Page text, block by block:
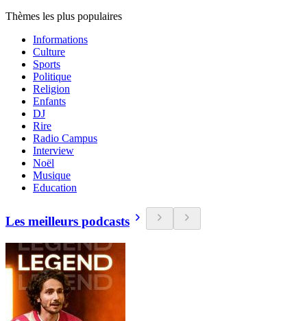
Thèmes les plus populaires
Informations
Culture
Sports
Politique
Religion
Enfants
DJ
Rire
Radio Campus
Interview
Noël
Musique
Education
Les meilleurs podcasts